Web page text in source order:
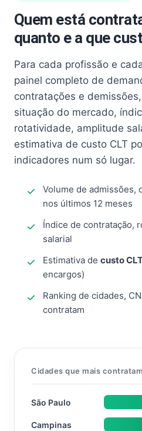
Quem está
quanto e a que
Para cada profissão e
painel completo de
contratações e
situação do mercado,
rotatividade, amplitude
estimativa de custo CLT
indicadores num só lugar.
Volume de admissões,
nos últimos 12 meses
Índice de contratação,
salarial
Estimativa de custo
encargos)
Ranking de cidades,
contratam
Cidades que mais contratam
São Paulo
Campinas